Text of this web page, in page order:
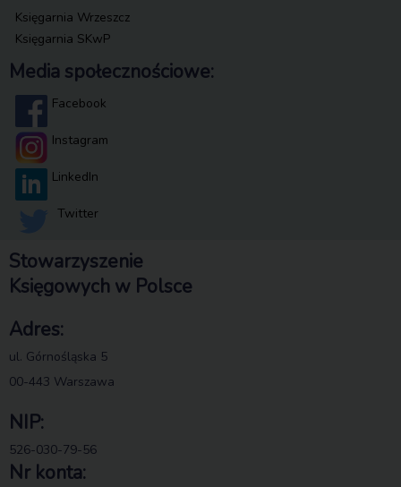
Księgarnia Wrzeszcz
Księgarnia SKwP
Media społecznościowe:
Facebook
Instagram
LinkedIn
Twitter
Stowarzyszenie
Księgowych w Polsce
Adres:
ul. Górnośląska 5
00-443 Warszawa
NIP:
526-030-79-56
Nr konta: